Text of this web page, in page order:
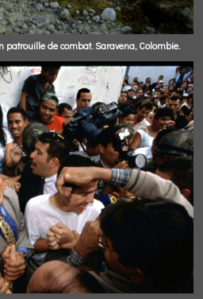
patrouille de combat. Saravena, Colombie.